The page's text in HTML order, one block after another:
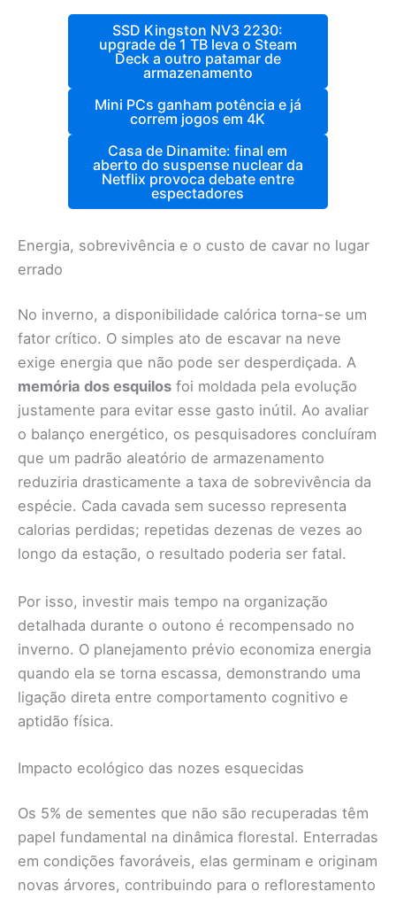
SSD Kingston NV3 2230:
upgrade de 1 TB leva o Steam
Deck a outro patamar de
armazenamento
Mini PCs ganham potência e já
correm jogos em 4K
Casa de Dinamite: final em
aberto do suspense nuclear da
Netflix provoca debate entre
espectadores
Energia, sobrevivência e o custo de cavar no lugar
errado
No inverno, a disponibilidade calórica torna-se um
fator crítico. O simples ato de escavar na neve
exige energia que não pode ser desperdiçada. A
memória dos esquilos foi moldada pela evolução
justamente para evitar esse gasto inútil. Ao avaliar
o balanço energético, os pesquisadores concluíram
que um padrão aleatório de armazenamento
reduziria drasticamente a taxa de sobrevivência da
espécie. Cada cavada sem sucesso representa
calorias perdidas; repetidas dezenas de vezes ao
longo da estação, o resultado poderia ser fatal.
Por isso, investir mais tempo na organização
detalhada durante o outono é recompensado no
inverno. O planejamento prévio economiza energia
quando ela se torna escassa, demonstrando uma
ligação direta entre comportamento cognitivo e
aptidão física.
Impacto ecológico das nozes esquecidas
Os 5% de sementes que não são recuperadas têm
papel fundamental na dinâmica florestal. Enterradas
em condições favoráveis, elas germinam e originam
novas árvores, contribuindo para o reflorestamento